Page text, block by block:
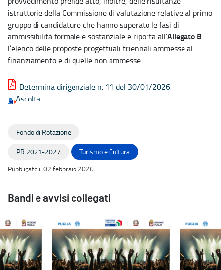
istruttorie della Commissione di valutazione relative al primo
gruppo di candidature che hanno superato le fasi di
ammissibilità formale e sostanziale e riporta all’Allegato B
l’elenco delle proposte progettuali triennali ammesse al
finanziamento e di quelle non ammesse.
Determina dirigenziale n. 11 del 30/01/2026
Ascolta
Fondo di Rotazione
PR 2021-2027
Turismo e Cultura
Pubblicato il 02 febbraio 2026
Bandi e avvisi collegati